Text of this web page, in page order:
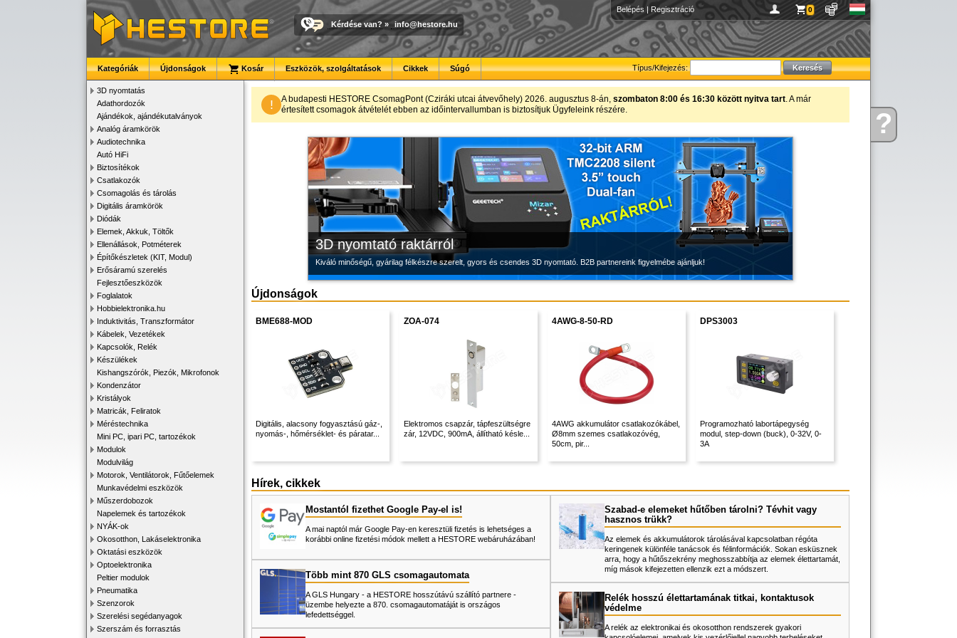
Kérdése?
Belépés | Regisztráció 0
Kérdése van? » info@hestore.hu
Típus/Kifejezés:
Kategóriák Újdonságok Kosár Eszközök, szolgáltatások Cikkek Súgó
3D nyomtatás
Adathordozók
Ajándékok, ajándékutalványok
Analóg áramkörök
Audiotechnika
Autó HiFi
Biztosítékok
Csatlakozók
Csomagolás és tárolás
Digitális áramkörök
Diódák
Elemek, Akkuk, Töltők
Ellenállások, Potméterek
Építőkészletek (KIT, Modul)
Erősáramú szerelés
Fejlesztőeszközök
Foglalatok
Hobbielektronika.hu
Induktivitás, Transzformátor
Kábelek, Vezetékek
Kapcsolók, Relék
Készülékek
Kishangszórók, Piezók, Mikrofonok
Kondenzátor
Kristályok
Matricák, Feliratok
Méréstechnika
Mini PC, ipari PC, tartozékok
Modulok
Modulvilág
Motorok, Ventilátorok, Fűtőelemek
Munkavédelmi eszközök
Műszerdobozok
Napelemek és tartozékok
NYÁK-ok
Okosotthon, Lakáselektronika
Oktatási eszközök
Optoelektronika
Peltier modulok
Pneumatika
Szenzorok
Szerelési segédanyagok
Szerszám és forrasztás
! A budapesti HESTORE CsomagPont (Cziráki utcai átvevőhely) 2026. augusztus 8-án, szombaton 8:00 és 16:30 között nyitva tart. A már
értesített csomagok átvételét ebben az időintervallumban is biztosítjuk Ügyfeleink részére.
3D nyomtató raktárról
Kiváló minőségű, gyárilag félkészre szerelt, gyors és csendes 3D nyomtató. B2B partnereink figyelmébe ajánljuk!
Modulvilág
Fejlesztés, szórakozás és robotika, a HESTORE-tól
Új PLA filamentek készletről
Kiváló árfekvésű, sok színben elérhető 1.75 mm-es PLA filamentek a HESTORE kínálatában
Megbízható labortápegység készletről
Új, modern megjelenésű és megbízható labortápegység, a HESTORE kínálatában
Újdonságok
BME688-MOD
Digitális, alacsony fogyasztású gáz-,
nyomás-, hőmérséklet- és páratar...
ZOA-074
Elektromos csapzár, tápfeszültségre
zár, 12VDC, 900mA, állítható késle...
4AWG-8-50-RD
4AWG akkumulátor csatlakozókábel,
Ø8mm szemes csatlakozóvég,
50cm, pir...
DPS3003
Programozható labortápegység
modul, step-down (buck), 0-32V, 0-
3A
Hírek, cikkek
Mostantól fizethet Google Pay-el is!
A mai naptól már Google Pay-en keresztüli fizetés is lehetséges a
korábbi online fizetési módok mellett a HESTORE webáruházában!
Több mint 870 GLS csomagautomata
A GLS Hungary - a HESTORE hosszútávú szállító partnere -
üzembe helyezte a 870. csomagautomatáját is országos
lefedettséggel.
Szabad-e elemeket hűtőben tárolni? Tévhit vagy
hasznos trükk?
Az elemek és akkumulátorok tárolásával kapcsolatban régóta
keringenek különféle tanácsok és félinformációk. Sokan esküsznek
arra, hogy a hűtőszekrény meghosszabbítja az elemek élettartamát,
míg mások kifejezetten ellenzik ezt a módszert.
Relék hosszú élettartamának titkai, kontaktusok
védelme
A relék az elektronikai és okosotthon rendszerek gyakori